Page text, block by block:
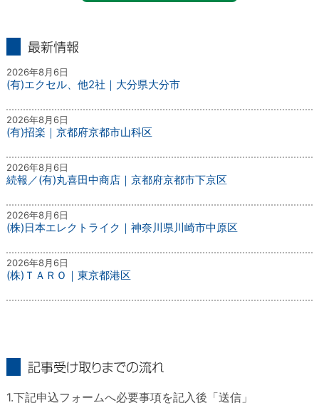
2026年8月6日
(有)エクセル、他2社｜大分県大分市
2026年8月6日
(有)招楽｜京都府京都市山科区
2026年8月6日
続報／(有)丸喜田中商店｜京都府京都市下京区
2026年8月6日
(株)日本エレクトライク｜神奈川県川崎市中原区
2026年8月6日
(株)ＴＡＲＯ｜東京都港区
1.下記申込フォームへ必要事項を記入後「送信」